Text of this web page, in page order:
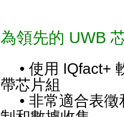
為領先的 UWB
• 使用 IQfact+
帶芯片組
• 非常適合表徵